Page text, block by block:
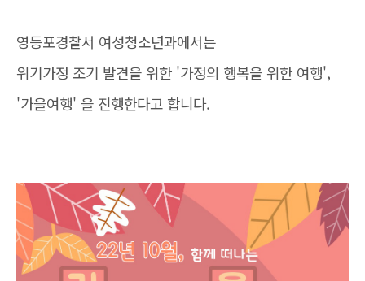
영등포경찰서 여성청소년과에서는
위기가정 조기 발견을 위한 '가정의 행복을 위한 여행',
'가을여행' 을 진행한다고 합니다.